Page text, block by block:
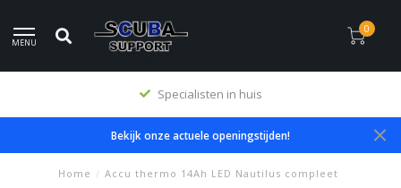
MENU
0
Specialisten in huis
Bekijk onze actuele openingstijden!
Home / Accu thermo 14Ah LED Nautilus compleet